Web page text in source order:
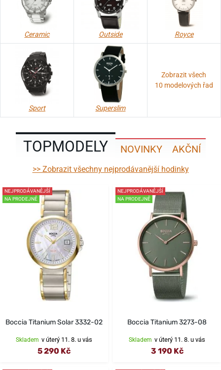
Ceramic Outside Royce
Sport Superslim
Zobrazit všech
10 modelových řad
TOPMODELY NOVINKY AKČNÍ
>> Zobrazit všechny nejprodávanější hodinky
NEJPRODÁVANĚJŠÍ
NA PRODEJNĚ
Boccia Titanium Solar 3332-02
Skladem v úterý 11. 8. u vás
5 290 Kč
NEJPRODÁVANĚJŠÍ
NA PRODEJNĚ
Boccia Titanium 3273-08
Skladem v úterý 11. 8. u vás
3 190 Kč